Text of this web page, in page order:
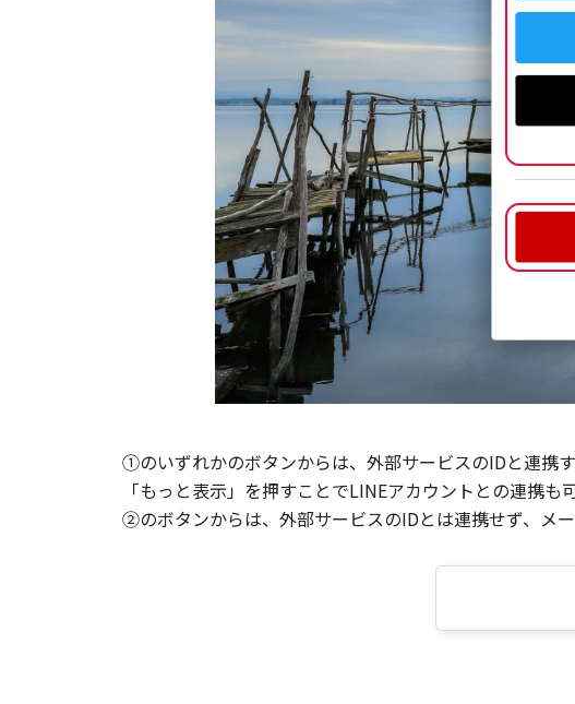
①のいずれかのボタンからは、外部サービスのIDと連携
「もっと表示」を押すことでLINEアカウントとの連携も
②のボタンからは、外部サービスのIDとは連携せず、メ